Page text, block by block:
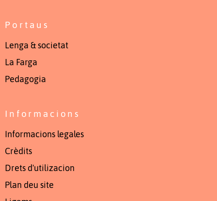
Portaus
Lenga & societat
La Farga
Pedagogia
Informacions
Informacions legales
Crèdits
Drets d'utilizacion
Plan deu site